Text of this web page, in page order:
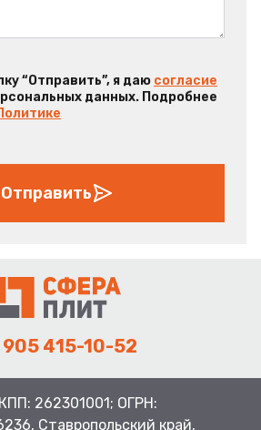
“Отправить”, я даю согласие
данных. Подробнее
Отправить
905 415-10-52
262301001; ОГРН:
Ставропольский край,